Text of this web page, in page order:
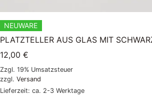
NEUWARE
PLATZTELLER AUS GLAS MIT
12,00 €
Zzgl. 19% Umsatzsteuer
zzgl. Versand
Lieferzeit: ca. 2-3 Werktage